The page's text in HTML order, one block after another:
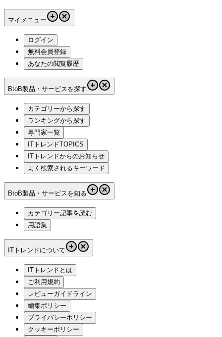
マイメニュー
ログイン
無料会員登録
あなたの閲覧履歴
BtoB製品・サービスを探す
カテゴリーから探す
ランキングから探す
専門家一覧
ITトレンドTOPICS
ITトレンドからのお知らせ
よく検索されるキーワード
BtoB製品・サービスを知る
カテゴリー記事を読む
用語集
ITトレンドについて
ITトレンドとは
ご利用規約
レビューガイドライン
編集ポリシー
プライバシーポリシー
クッキーポリシー